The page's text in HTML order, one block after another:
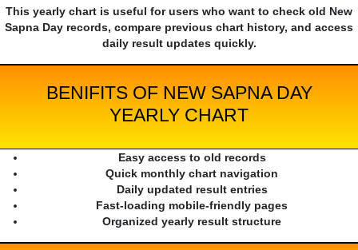
This yearly chart is useful for users who want to check old New
Sapna Day records, compare previous chart history, and access
daily result updates quickly.
BENIFITS OF NEW SAPNA DAY
YEARLY CHART
Easy access to old records
Quick monthly chart navigation
Daily updated result entries
Fast-loading mobile-friendly pages
Organized yearly result structure